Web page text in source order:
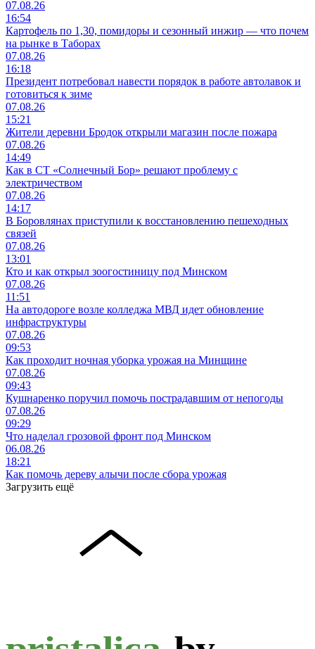
07.08.26
16:54
Картофель по 1,30, помидоры и сезонный инжир — что почем
на рынке в Таборах
07.08.26
16:18
Президент потребовал навести порядок в работе автолавок и
готовиться к зиме
07.08.26
15:21
Жители деревни Бродок открыли магазин после пожара
07.08.26
14:49
Как в СТ «Солнечный Бор» решают проблему с
электричеством
07.08.26
14:17
В Боровлянах приступили к восстановлению пешеходных
связей
07.08.26
13:01
Кто и как открыл зоогостиницу под Минском
07.08.26
11:51
На автодороге возле колледжа МВД идет обновление
инфраструктуры
07.08.26
09:53
Как проходит ночная уборка урожая на Минщине
07.08.26
09:43
Кушнаренко поручил помочь пострадавшим от непогоды
07.08.26
09:29
Что наделал грозовой фронт под Минском
06.08.26
18:21
Как помочь дереву алычи после сбора урожая
Загрузить ещё